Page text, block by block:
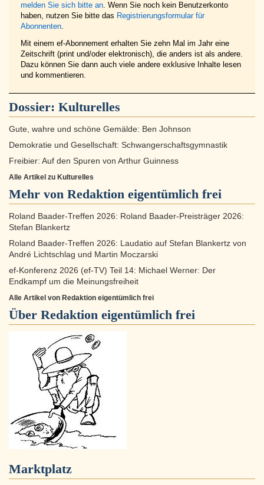
melden Sie sich bitte an. Wenn Sie noch kein Benutzerkonto
haben, nutzen Sie bitte das Registrierungsformular für
Abonnenten.
Mit einem ef-Abonnement erhalten Sie zehn Mal im Jahr eine
Zeitschrift (print und/oder elektronisch), die anders ist als andere.
Dazu können Sie dann auch viele andere exklusive Inhalte lesen
und kommentieren.
Dossier: Kulturelles
Gute, wahre und schöne Gemälde: Ben Johnson
Demokratie und Gesellschaft: Schwangerschaftsgymnastik
Freibier: Auf den Spuren von Arthur Guinness
Alle Artikel zu Kulturelles
Mehr von Redaktion eigentümlich frei
Roland Baader-Treffen 2026: Roland Baader-Preisträger 2026:
Stefan Blankertz
Roland Baader-Treffen 2026: Laudatio auf Stefan Blankertz von
André Lichtschlag und Martin Moczarski
ef-Konferenz 2026 (ef-TV) Teil 14: Michael Werner: Der
Endkampf um die Meinungsfreiheit
Alle Artikel von Redaktion eigentümlich frei
Über Redaktion eigentümlich frei
Marktplatz